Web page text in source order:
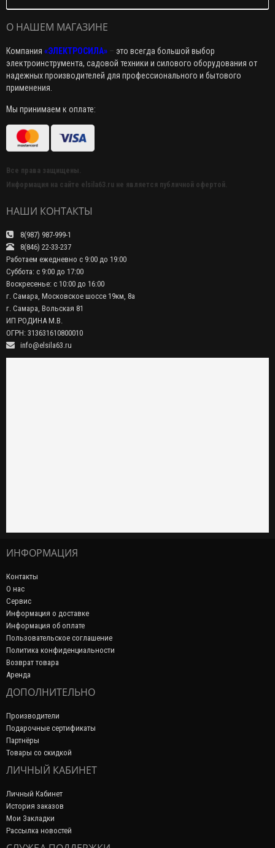
О НАШЕМ МАГАЗИНЕ
Компания «ЭЛЕКТРОСИЛА» – это всегда большой выбор
электроинструмента, садовой техники и силового оборудования от
надежных производителей для профессионального и бытового
применения.
Мы принимаем к оплате:
Все права защищены.
Информация на сайте elsila63.ru не является публичной офертой.
НАШИ КОНТАКТЫ
8(987) 987-999-1
8(846) 22-33-237
Работаем ежедневно с 9:00 до 19:00
Суббота: с 9:00 до 17:00
Воскресенье: с 10:00 до 16:00
г. Самара, Московское шоссе 19км, 8а
г. Самара, Вольская 81
ИП РОДИНА М.В.
ОГРН: 313631610800010
info@elsila63.ru
ИНФОРМАЦИЯ
Контакты
О нас
Сервис
Информация о доставке
Информация об оплате
Пользовательское соглашение
Политика конфиденциальности
Возврат товара
Аренда
ДОПОЛНИТЕЛЬНО
Производители
Подарочные сертификаты
Партнёры
Товары со скидкой
ЛИЧНЫЙ КАБИНЕТ
Личный Кабинет
История заказов
Мои Закладки
Рассылка новостей